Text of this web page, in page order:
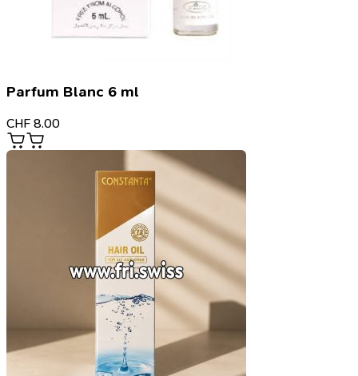
Parfum Blanc 6 ml
CHF 8.00